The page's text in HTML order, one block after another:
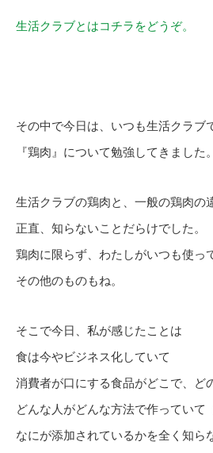
生活クラブとはコチラをどうぞ。
その中で今日は、いつも生活クラブ
『鶏肉』について勉強してきました。
生活クラブの鶏肉と、一般の鶏肉の
正直、知らないことだらけでした。
鶏肉に限らず、わたしがいつも使っ
その他のものもね。
そこで今日、私が感じたことは
食は今やビジネス化していて
消費者が口にする食品がどこで、ど
どんな人がどんな方法で作っていて
なにが添加されているかを全く知ら